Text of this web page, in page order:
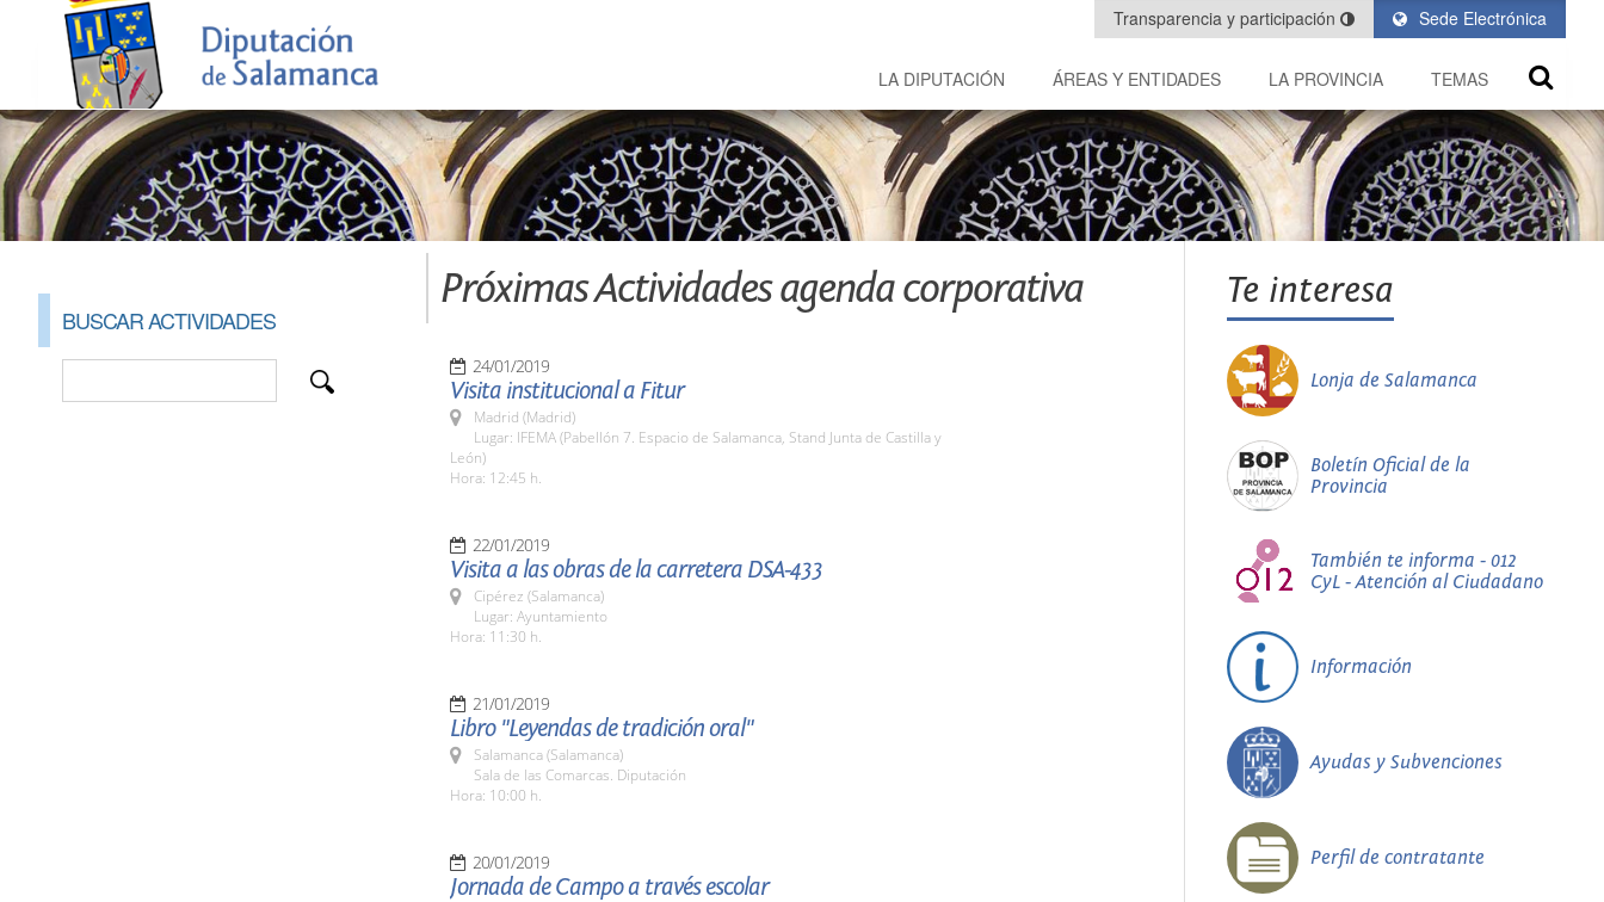
Sede Electrónica
Transparencia y participación
LA DIPUTACIÓN ÁREAS Y ENTIDADES LA PROVINCIA TEMAS
BUSCAR ACTIVIDADES
Próximas Actividades agenda corporativa
24/01/2019
Visita institucional a Fitur
Madrid (Madrid)
Lugar: IFEMA (Pabellón 7. Espacio de Salamanca, Stand Junta de Castilla y
León)
Hora: 12:45 h.
22/01/2019
Visita a las obras de la carretera DSA-433
Cipérez (Salamanca)
Lugar: Ayuntamiento
Hora: 11:30 h.
21/01/2019
Libro "Leyendas de tradición oral"
Salamanca (Salamanca)
Sala de las Comarcas. Diputación
Hora: 10:00 h.
20/01/2019
Jornada de Campo a través escolar
Te interesa
Lonja de Salamanca
Boletín Oficial de la
Provincia
También te informa - 012
CyL - Atención al Ciudadano
Información
Ayudas y Subvenciones
Perfil de contratante